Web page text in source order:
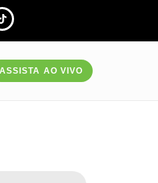
ASSISTA AO VIVO